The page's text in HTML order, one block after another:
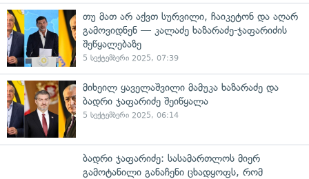
თუ მათ არ აქვთ სურვილი, ჩაიკეტონ და აღარ
გამოვიდნენ — კალაძე ხაზარაძე-ჯაფარიძის
შეწყალებაზე
5 სექტემბერი 2025, 07:39
მიხეილ ყაველაშვილი მამუკა ხაზარაძე და
ბადრი ჯაფარიძე შეიწყალა
5 სექტემბერი 2025, 06:14
ბადრი ჯაფარიძე: სასამართლოს მიერ
გამოტანილი განაჩენი ცხადყოფს, რომ